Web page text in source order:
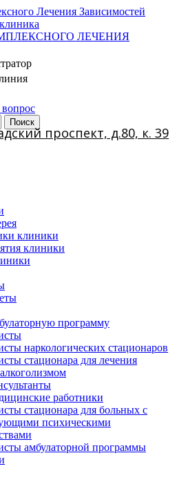
ЛЕЧЕНИЯ
вопрос
проспект, д.80, к. 39
клиники
клиники
программу
наркологических стационаров
стационара для лечения
работники
стационара для больных с
психическими
амбулаторной программы